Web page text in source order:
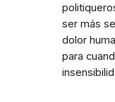
ser más
dolor
para